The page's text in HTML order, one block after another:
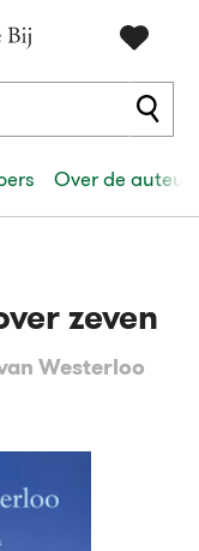
Over de auteur
zeven
Westerloo